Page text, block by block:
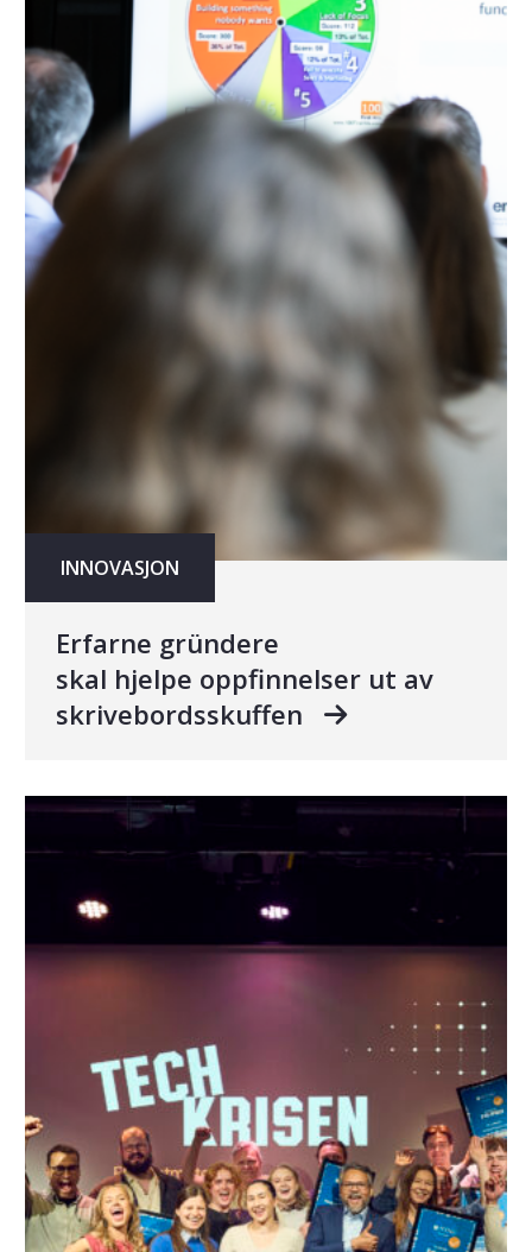
INNOVASJON
Erfarne gründere
skal hjelpe oppfinnelser ut av
skrivebordsskuffen